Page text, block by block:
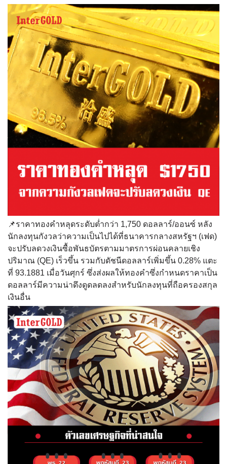
📌ราคาทองคำหลุดระดับต่ำกว่า 1,750 ดอลลาร์/ออนซ์ หลัง
นักลงทุนกังวลว่าความเป็นไปได้ที่ธนาคารกลางสหรัฐฯ (เฟด)
จะปรับลดวงเงินซื้อพันธบัตรตามมาตรการผ่อนคลายเชิง
ปริมาณ (QE) เร็วขึ้น รวมกับดัชนีดอลลาร์เพิ่มขึ้น 0.28% แตะ
ที่ 93.1881 เมื่อวันศุกร์ ซึ่งส่งผลให้ทองคำซึ่งกำหนดราคาเป็น
ดอลลาร์มีความน่าดึงดูดลดลงสำหรับนักลงทุนที่ถือครองสกุล
เงินอื่น